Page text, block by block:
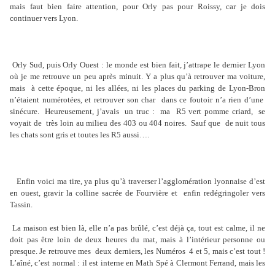
mais faut bien faire attention, pour Orly pas pour Roissy, car je dois
continuer vers Lyon.
Orly Sud, puis Orly Ouest : le monde est bien fait, j’attrape le dernier Lyon
où je me retrouve un peu après minuit. Y a plus qu’à retrouver ma voiture,
mais
à cette époque, ni les allées, ni les places du parking de Lyon-Bron
n’étaient numérotées, et retrouver son char
dans ce foutoir n’a rien d’une
sinécure.
Heureusement, j’avais un truc : ma R5 vert pomme criard,
se
voyait de très loin au milieu des 403 ou 404 noires. Sauf que de nuit tous
les chats sont gris et toutes les R5 aussi….
Enfin voici ma tire, ya plus qu’à traverser l’agglomération lyonnaise d’est
en ouest, gravir la colline sacrée de Fourvière et
enfin redégringoler vers
Tassin.
La maison est bien là, elle n’a pas brûlé, c’est déjà ça, tout est calme, il ne
doit pas être loin de deux heures du mat, mais à l’intérieur personne ou
presque. Je retrouve mes deux derniers, les Numéros 4 et 5, mais c’est tout !
L’aîné, c’est normal : il est interne en Math Spé à Clermont Ferrand, mais les